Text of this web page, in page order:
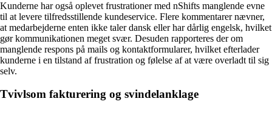
Kunderne har også oplevet frustrationer med nShifts manglende evne
til at levere tilfredsstillende kundeservice. Flere kommentarer nævner,
at medarbejderne enten ikke taler dansk eller har dårlig engelsk, hvilket
gør kommunikationen meget svær. Desuden rapporteres der om
manglende respons på mails og kontaktformularer, hvilket efterlader
kunderne i en tilstand af frustration og følelse af at være overladt til sig
selv.
Tvivlsom fakturering og svindelanklage